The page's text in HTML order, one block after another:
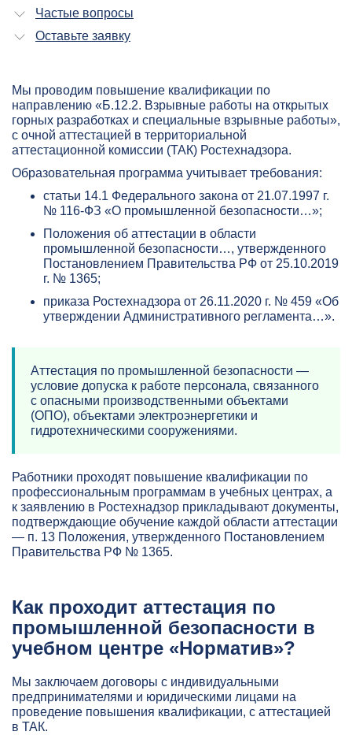
Частые вопросы
Оставьте заявку
Мы проводим повышение квалификации по
направлению «Б.12.2. Взрывные работы на открытых
горных разработках и специальные взрывные работы»,
с очной аттестацией в территориальной
аттестационной комиссии (ТАК) Ростехнадзора.
Образовательная программа учитывает требования:
статьи 14.1 Федерального закона от 21.07.1997 г.
№ 116-ФЗ «О промышленной безопасности…»;
Положения об аттестации в области
промышленной безопасности…, утвержденного
Постановлением Правительства РФ от 25.10.2019
г. № 1365;
приказа Ростехнадзора от 26.11.2020 г. № 459 «Об
утверждении Административного регламента…».
Аттестация по промышленной безопасности —
условие допуска к работе персонала, связанного
с опасными производственными объектами
(ОПО), объектами электроэнергетики и
гидротехническими сооружениями.
Работники проходят повышение квалификации по
профессиональным программам в учебных центрах, а
к заявлению в Ростехнадзор прикладывают документы,
подтверждающие обучение каждой области аттестации
— п. 13 Положения, утвержденного Постановлением
Правительства РФ № 1365.
Как проходит аттестация по
промышленной безопасности в
учебном центре «Норматив»?
Мы заключаем договоры с индивидуальными
предпринимателями и юридическими лицами на
проведение повышения квалификации, с аттестацией
в ТАК.